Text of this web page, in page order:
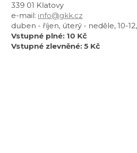
339 01 Klatovy
e-mail: info@gkk.cz
duben - říjen, úterý - neděle, 10-12,
Vstupné plné: 10 Kč
Vstupné zlevněné: 5 Kč